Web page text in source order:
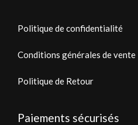
Politique de confidentialité
Conditions générales de vente
Politique de Retour
Paiements sécurisés